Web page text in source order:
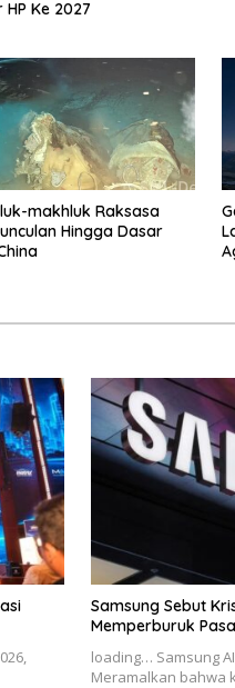
HP Ke 2027
makhluk Raksasa
Hingga Dasar
Samsung Sebut
Memperburuk
loading… Samsung
Meramalkan bahwa